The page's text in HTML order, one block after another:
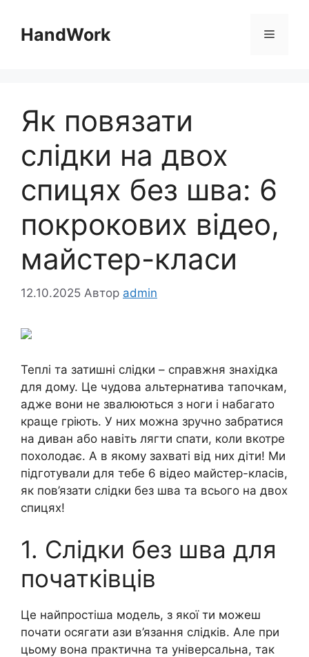
вмістуHandWork Меню
Як повязати
слідки на двох
спицях без шва: 6
покрокових відео,
майстер-класи
12.10.2025 Автор admin
Теплі та затишні слідки – справжня знахідка
для дому. Це чудова альтернатива тапочкам,
адже вони не звалюються з ноги і набагато
краще гріють. У них можна зручно забратися
на диван або навіть лягти спати, коли вкотре
похолодає. А в якому захваті від них діти! Ми
підготували для тебе 6 відео майстер-класів,
як пов’язати слідки без шва та всього на двох
спицях!
1. Слідки без шва для
початківців
Це найпростіша модель, з якої ти можеш
почати осягати ази в’язання слідків. Але при
цьому вона практична та універсальна, так